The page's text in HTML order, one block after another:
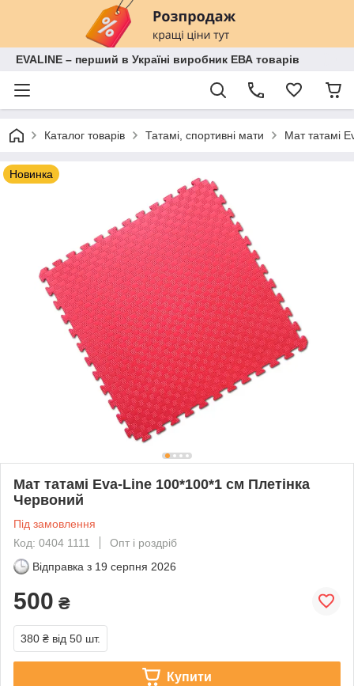
EVALINE – перший в Україні виробник ЕВА товарів
Каталог товарів Татамі, спортивні мати Мат татамі
Новинка
Мат татамі Eva-Line 100*100*1 см Плетінка
Червоний
Під замовлення
Код: 0404 1111
Опт і роздріб
Відправка з 19 серпня 2026
500 ₴
380 ₴ від 50 шт.
Купити